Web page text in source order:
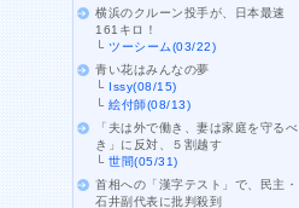
横浜のクルーン投手が、日本最速
161キロ！
└ツーシーム(03/22)
青い花はみんなの夢
└ Issy(08/15)
└絵付師(08/13)
「夫は外で働き、妻は家庭を守るべ
き」に反対、５割越す
└世間(05/31)
首相への「漢字テスト」で、民主・
石井副代表に批判殺到